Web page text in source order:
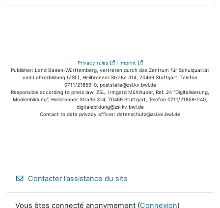
Privacy rules | Imprint
Publisher: Land Baden-Württemberg, vertreten durch das Zentrum für Schulqualität
und Lehrerbildung (ZSL), Heilbronner Straße 314, 70469 Stuttgart, Telefon
0711/21859-0, poststelle@zsl.kv.bwl.de
Responsible according to press law: ZSL, Irmgard Mühlhuber, Ref. 24 "Digitalisierung,
Medienbildung", Heilbronner Straße 314, 70469 Stuttgart, Telefon 0711/21859-240,
digitalebildung@zsl.kv.bwl.de
Contact to data privacy officer: datenschutz@zsl.kv.bwl.de
Contacter l’assistance du site
Vous êtes connecté anonymement (Connexion)